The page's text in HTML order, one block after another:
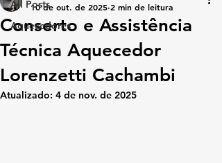
All Posts
Aquecedores
Conserto e Assistência
Técnica Aquecedor
Lorenzetti Cachambi
10 de out. de 2025 2 min de leitura
Atualizado: 4 de nov. de 2025